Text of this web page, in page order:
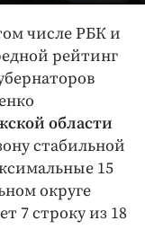
числе РБК и
рейтинг
области
стабильной
15
округе
7 строку из 18